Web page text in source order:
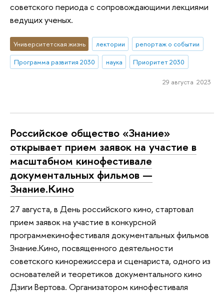
советского периода с сопровождающими лекциями
ведущих ученых.
Университетская жизнь лектории
репортаж о событии
Программа развития 2030
наука Приоритет 2030
29 августа 2023
Российское общество «Знание»
открывает прием заявок на участие в
масштабном кинофестивале
документальных фильмов —
Знание.Кино
27 августа, в День российского кино, стартовал
прием заявок на участие в конкурсной
программекинофестиваля документальных фильмов
Знание.Кино, посвященного деятельности
советского кинорежиссера и сценариста, одного из
основателей и теоретиков документального кино
Дзиги Вертова. Организатором кинофестиваля